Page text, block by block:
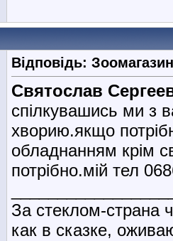
Відповідь:
Святослав
спілкувашись ми з
хворию.якщо
обладнанням крім
потрібно.мій тел
За стеклом-страна
как в сказке,